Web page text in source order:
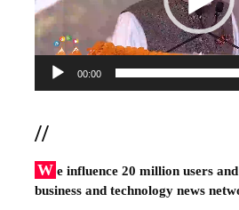
00:00
//
W e influence 20 million users
business and technology news